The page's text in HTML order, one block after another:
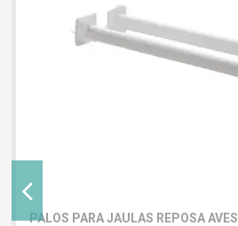
PALOS PARA JAULAS REPOSA AVES